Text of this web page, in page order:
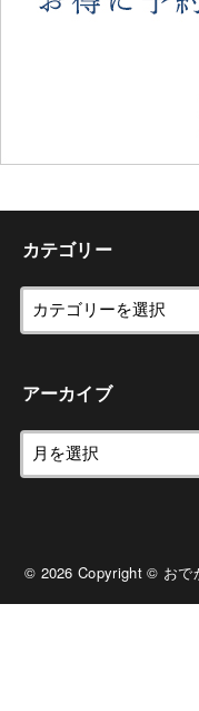
カテゴリー
アーカイブ
© 2026 Copyright © おで